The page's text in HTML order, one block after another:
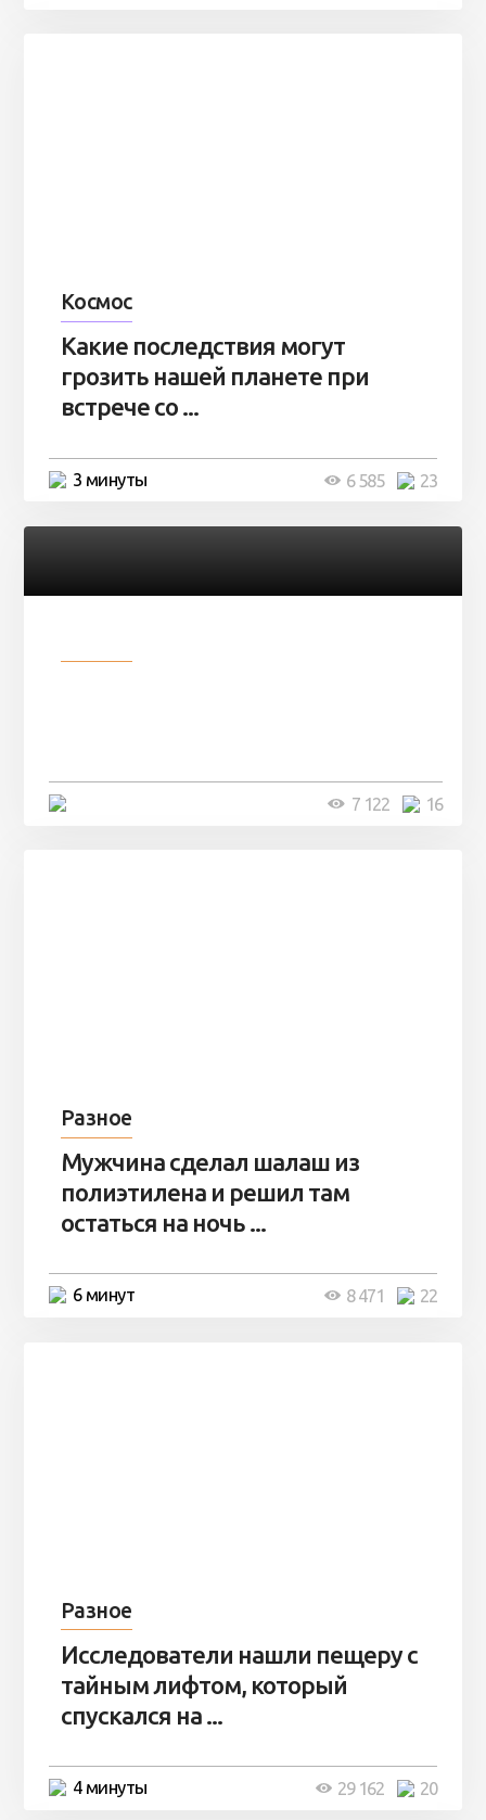
Космос
Какие последствия могут
грозить нашей планете при
встрече со ...
3 минуты 23
6 585
16
7 122
Разное
Мужчина сделал шалаш из
полиэтилена и решил там
остаться на ночь ...
6 минут 22
8 471
Разное
Исследователи нашли пещеру с
тайным лифтом, который
спускался на ...
4 минуты 20
29 162